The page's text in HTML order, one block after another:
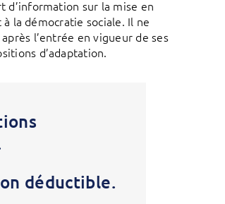
d’information sur la mise en
la démocratie sociale. Il ne
l’entrée en vigueur de ses
d’adaptation.
déductible.